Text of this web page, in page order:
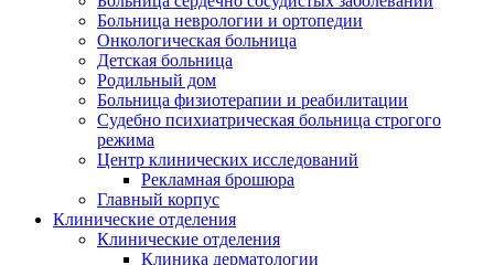
Больница неврологии и ортопедии
Онкологическая больница
Детская больница
Родильный дом
Больница физиотерапии и реабилитации
Судебно психиатрическая больница строгого
режима
Центр клинических исследований
Рекламная брошюра
Главный корпус
Клинические отделения
Клинические отделения
Клиника дерматологии